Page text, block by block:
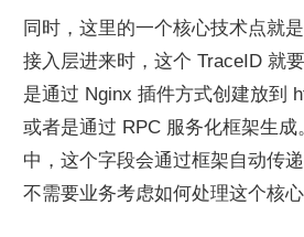
同时，这里的一个核心技术点就是
接入层进来时，这个 TraceID 就
是通过 Nginx 插件方式创建放到
或者是通过 RPC 服务化框架生
中，这个字段会通过框架自动传
不需要业务考虑如何处理这个核心